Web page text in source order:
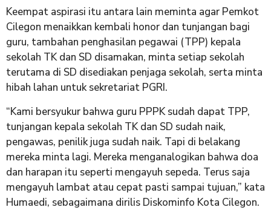
Keempat aspirasi itu antara lain meminta agar Pemkot
Cilegon menaikkan kembali honor dan tunjangan bagi
guru, tambahan penghasilan pegawai (TPP) kepala
sekolah TK dan SD disamakan, minta setiap sekolah
terutama di SD disediakan penjaga sekolah, serta minta
hibah lahan untuk sekretariat PGRI.
“Kami bersyukur bahwa guru PPPK sudah dapat TPP,
tunjangan kepala sekolah TK dan SD sudah naik,
pengawas, penilik juga sudah naik. Tapi di belakang
mereka minta lagi. Mereka menganalogikan bahwa doa
dan harapan itu seperti mengayuh sepeda. Terus saja
mengayuh lambat atau cepat pasti sampai tujuan,” kata
Humaedi, sebagaimana dirilis Diskominfo Kota Cilegon.